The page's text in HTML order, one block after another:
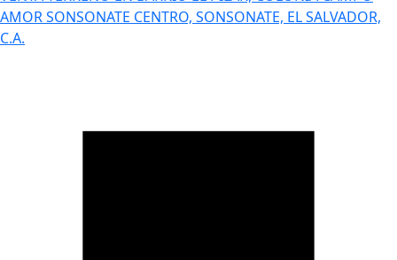
AMOR SONSONATE CENTRO, SONSONATE, EL SALVADOR,
C.A.